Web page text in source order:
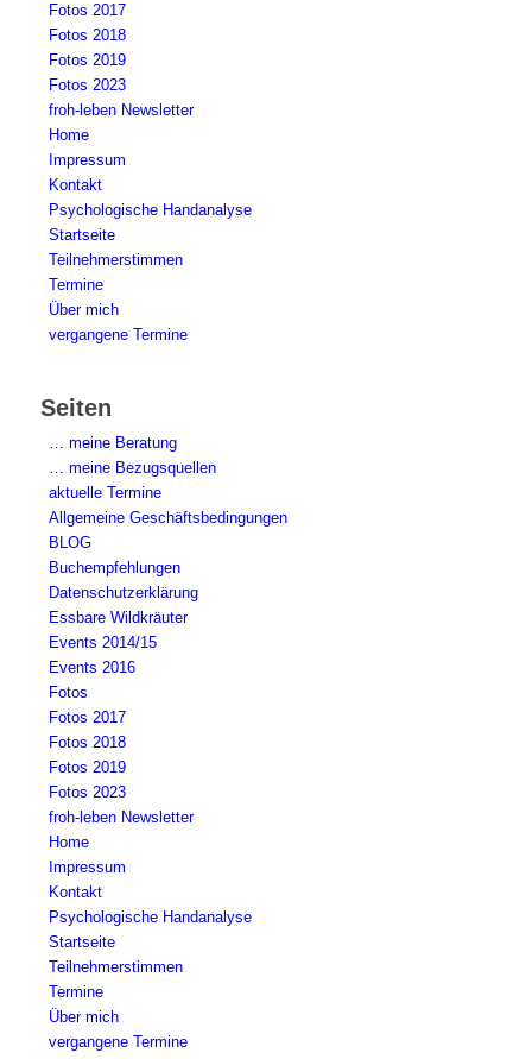
Fotos 2017
Fotos 2018
Fotos 2019
Fotos 2023
froh-leben Newsletter
Home
Impressum
Kontakt
Psychologische Handanalyse
Startseite
Teilnehmerstimmen
Termine
Über mich
vergangene Termine
Seiten
… meine Beratung
… meine Bezugsquellen
aktuelle Termine
Allgemeine Geschäftsbedingungen
BLOG
Buchempfehlungen
Datenschutzerklärung
Essbare Wildkräuter
Events 2014/15
Events 2016
Fotos
Fotos 2017
Fotos 2018
Fotos 2019
Fotos 2023
froh-leben Newsletter
Home
Impressum
Kontakt
Psychologische Handanalyse
Startseite
Teilnehmerstimmen
Termine
Über mich
vergangene Termine